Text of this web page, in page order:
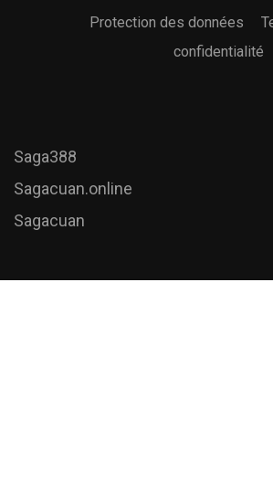
Protection des données
confidentialité
Saga388
Sagacuan.online
Sagacuan